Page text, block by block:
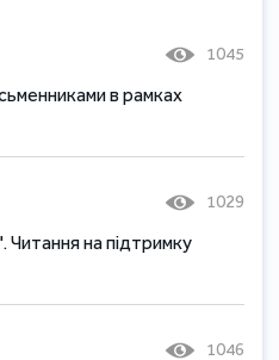
1045
в рамках
1029
Читання на підтримку
1046